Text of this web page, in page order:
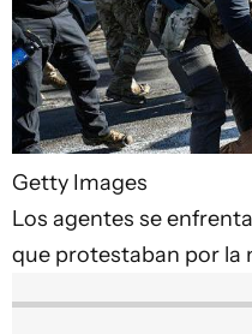
Getty Images
Los agentes se
que protestaban por la